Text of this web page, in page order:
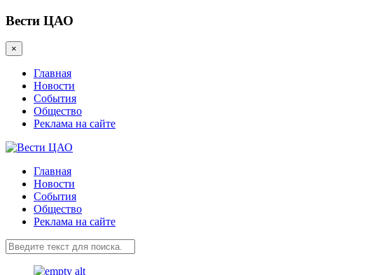
Вести ЦАО
×
Главная
Новости
События
Общество
Реклама на сайте
Главная
Новости
События
Общество
Реклама на сайте